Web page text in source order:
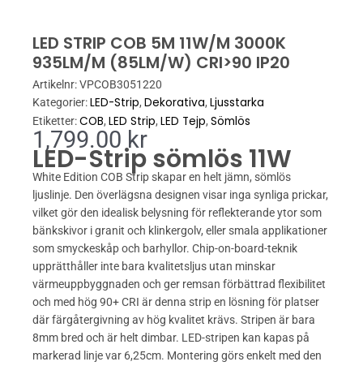
LED STRIP COB 5M 11W/M 3000K
935LM/M (85LM/W) CRI>90 IP20
Artikelnr:VPCOB3051220
Kategorier:LED-Strip, Dekorativa, Ljusstarka
Etiketter:COB, LED Strip, LED Tejp, Sömlös
1,799.00 kr
LED-Strip sömlös 11W
White Edition COB Strip skapar en helt jämn, sömlös
ljuslinje. Den överlägsna designen visar inga synliga prickar,
vilket gör den idealisk belysning för reflekterande ytor som
bänkskivor i granit och klinkergolv, eller smala applikationer
som smyckeskåp och barhyllor. Chip-on-board-teknik
upprätthåller inte bara kvalitetsljus utan minskar
värmeuppbyggnaden och ger remsan förbättrad flexibilitet
och med hög 90+ CRI är denna strip en lösning för platser
där färgåtergivning av hög kvalitet krävs. Stripen är bara
8mm bred och är helt dimbar. LED-stripen kan kapas på
markerad linje var 6,25cm. Montering görs enkelt med den